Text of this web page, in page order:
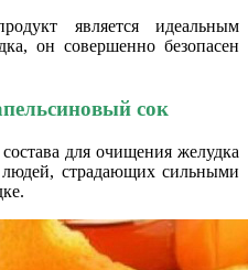
является идеальным
он совершенно безопасен
сок
для очищения желудка
людей, страдающих сильными